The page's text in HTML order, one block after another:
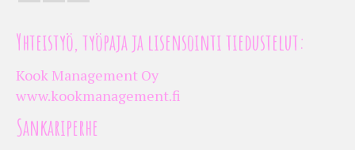
Yhteistyö, työpaja ja lisensointi tiedustelut:
Kook Management Oy
www.kookmanagement.fi
Sankariperhe